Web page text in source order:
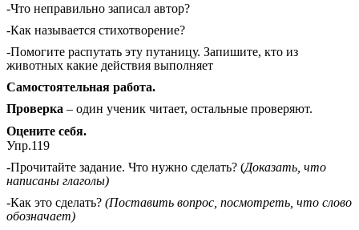
-Что неправильно записал автор?
-Как называется стихотворение?
-Помогите распутать эту путаницу. Запишите, кто из
животных какие действия выполняет
Самостоятельная работа.
Проверка – один ученик читает, остальные проверяют.
Оцените себя.
Упр.119
-Прочитайте задание. Что нужно сделать? (Доказать, что
написаны глаголы)
-Как это сделать? (Поставить вопрос, посмотреть, что слово
обозначает)